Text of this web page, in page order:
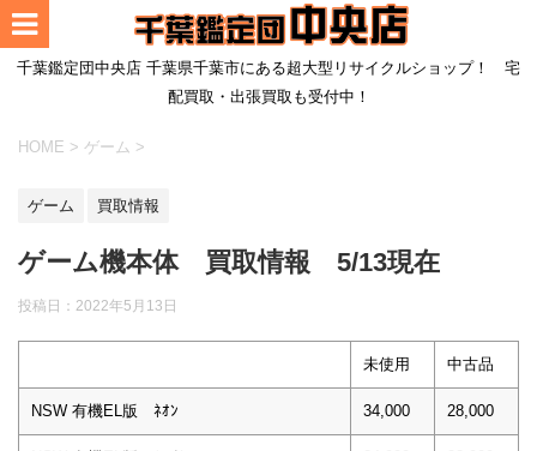
千葉鑑定団中央店 千葉県千葉市にある超大型リサイクルショップ！ 宅
配買取・出張買取も受付中！
HOME > ゲーム >
ゲーム 買取情報
ゲーム機本体 買取情報 5/13現在
投稿日： 2022年5月13日
未使用 中古品
NSW 有機EL版 ﾈｵﾝ 34,000 28,000